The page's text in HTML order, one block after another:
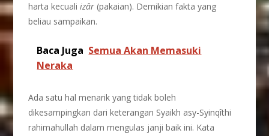
harta kecualiizâr (pakaian). Demikian fakta yang
beliau sampaikan.
Baca Juga Semua Akan Memasuki
Neraka
Ada satu hal menarik yang tidak boleh
dikesampingkan dari keterangan Syaikh asy-Syinqîthi
rahimahullah dalam mengulas janji baik ini. Kata